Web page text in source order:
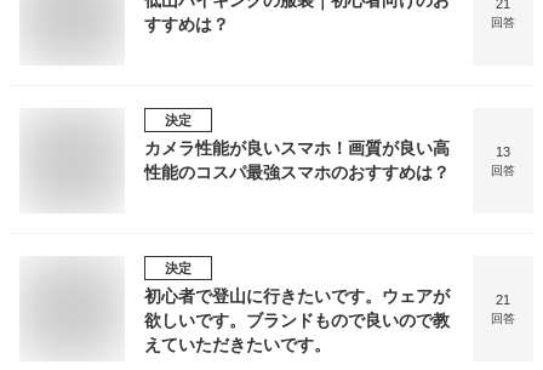
すすめは？
21
回答
決定
カメラ性能が良いスマホ！画質が良い高
性能のコスパ最強スマホのおすすめは？
13
回答
決定
初心者で登山に行きたいです。ウェアが
欲しいです。ブランドもので良いので教
えていただきたいです。
21
回答